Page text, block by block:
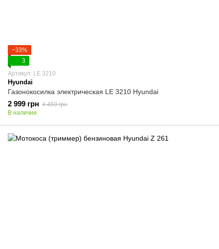
−33%
3
Артикул: LE 3210
Hyundai
Газонокосилка электрическая LE 3210 Hyundai
2 999 грн 4 459 грн
В наличии